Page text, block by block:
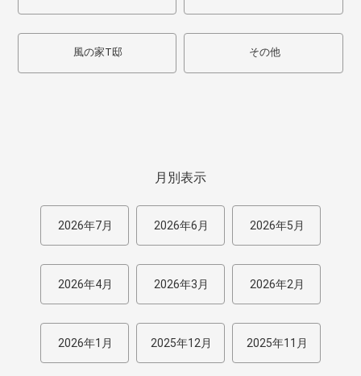
風の家T邸 その他
月別表示
2026年7月 2026年6月 2026年5月
2026年4月 2026年3月 2026年2月
2026年1月 2025年12月 2025年11月